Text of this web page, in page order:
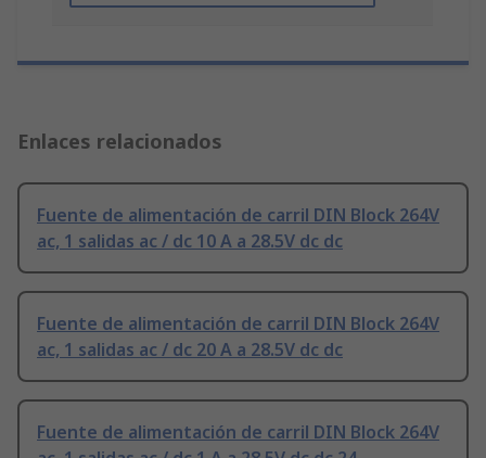
Enlaces relacionados
Fuente de alimentación de carril DIN Block 264V
ac, 1 salidas ac / dc 10 A a 28.5V dc dc
Fuente de alimentación de carril DIN Block 264V
ac, 1 salidas ac / dc 20 A a 28.5V dc dc
Fuente de alimentación de carril DIN Block 264V